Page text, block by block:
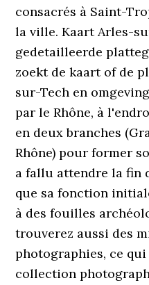
consacrés à Saint-
la ville. Kaart Arles-
gedetailleerde
zoekt de kaart of de
sur-Tech en
par le Rhône, à
en deux branches
Rhône) pour former
a fallu attendre la fin
que sa fonction
à des fouilles
trouverez aussi des
photographies, ce
collection